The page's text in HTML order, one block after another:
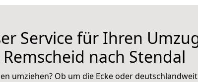
Service für Ihren
nach Stendal
umziehen? Ob um die Ecke oder